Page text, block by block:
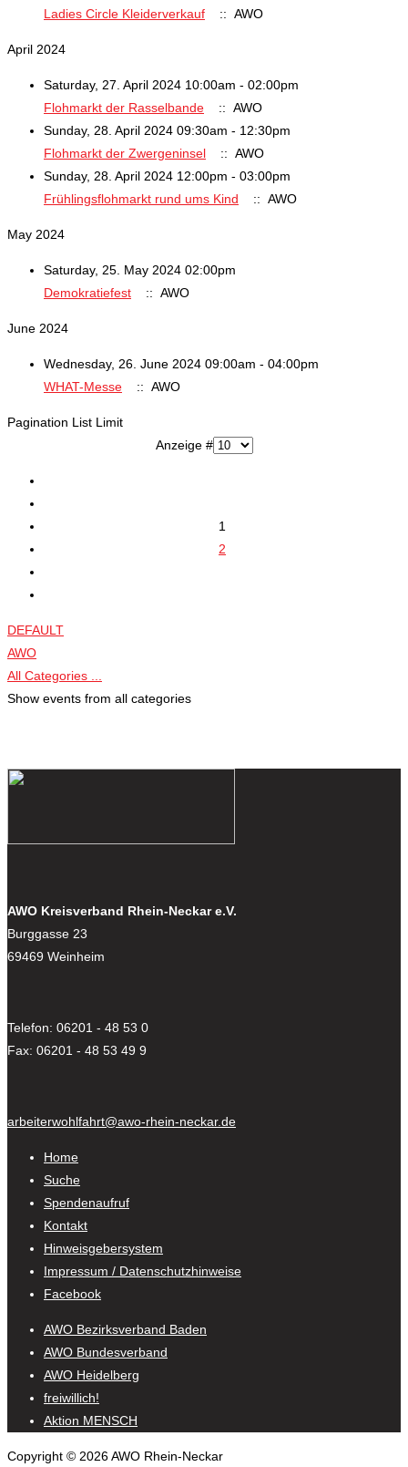
Ladies Circle Kleiderverkauf
:: AWO
April 2024
Saturday, 27. April 2024 10:00am - 02:00pm
Flohmarkt der Rasselbande
:: AWO
Sunday, 28. April 2024 09:30am - 12:30pm
Flohmarkt der Zwergeninsel
:: AWO
Sunday, 28. April 2024 12:00pm - 03:00pm
Frühlingsflohmarkt rund ums Kind
:: AWO
May 2024
Saturday, 25. May 2024 02:00pm
Demokratiefest
:: AWO
June 2024
Wednesday, 26. June 2024 09:00am - 04:00pm
WHAT-Messe
:: AWO
Pagination List Limit
Anzeige #
1
2
DEFAULT
AWO
All Categories ...
Show events from all categories
AWO Kreisverband Rhein-Neckar e.V.
Burggasse 23
69469 Weinheim
Telefon: 06201 - 48 53 0
Fax: 06201 - 48 53 49 9
arbeiterwohlfahrt@awo-rhein-neckar.de
Home
Suche
Spendenaufruf
Kontakt
Hinweisgebersystem
Impressum / Datenschutzhinweise
Facebook
AWO Bezirksverband Baden
AWO Bundesverband
AWO Heidelberg
freiwillich!
Aktion MENSCH
Copyright © 2026 AWO Rhein-Neckar